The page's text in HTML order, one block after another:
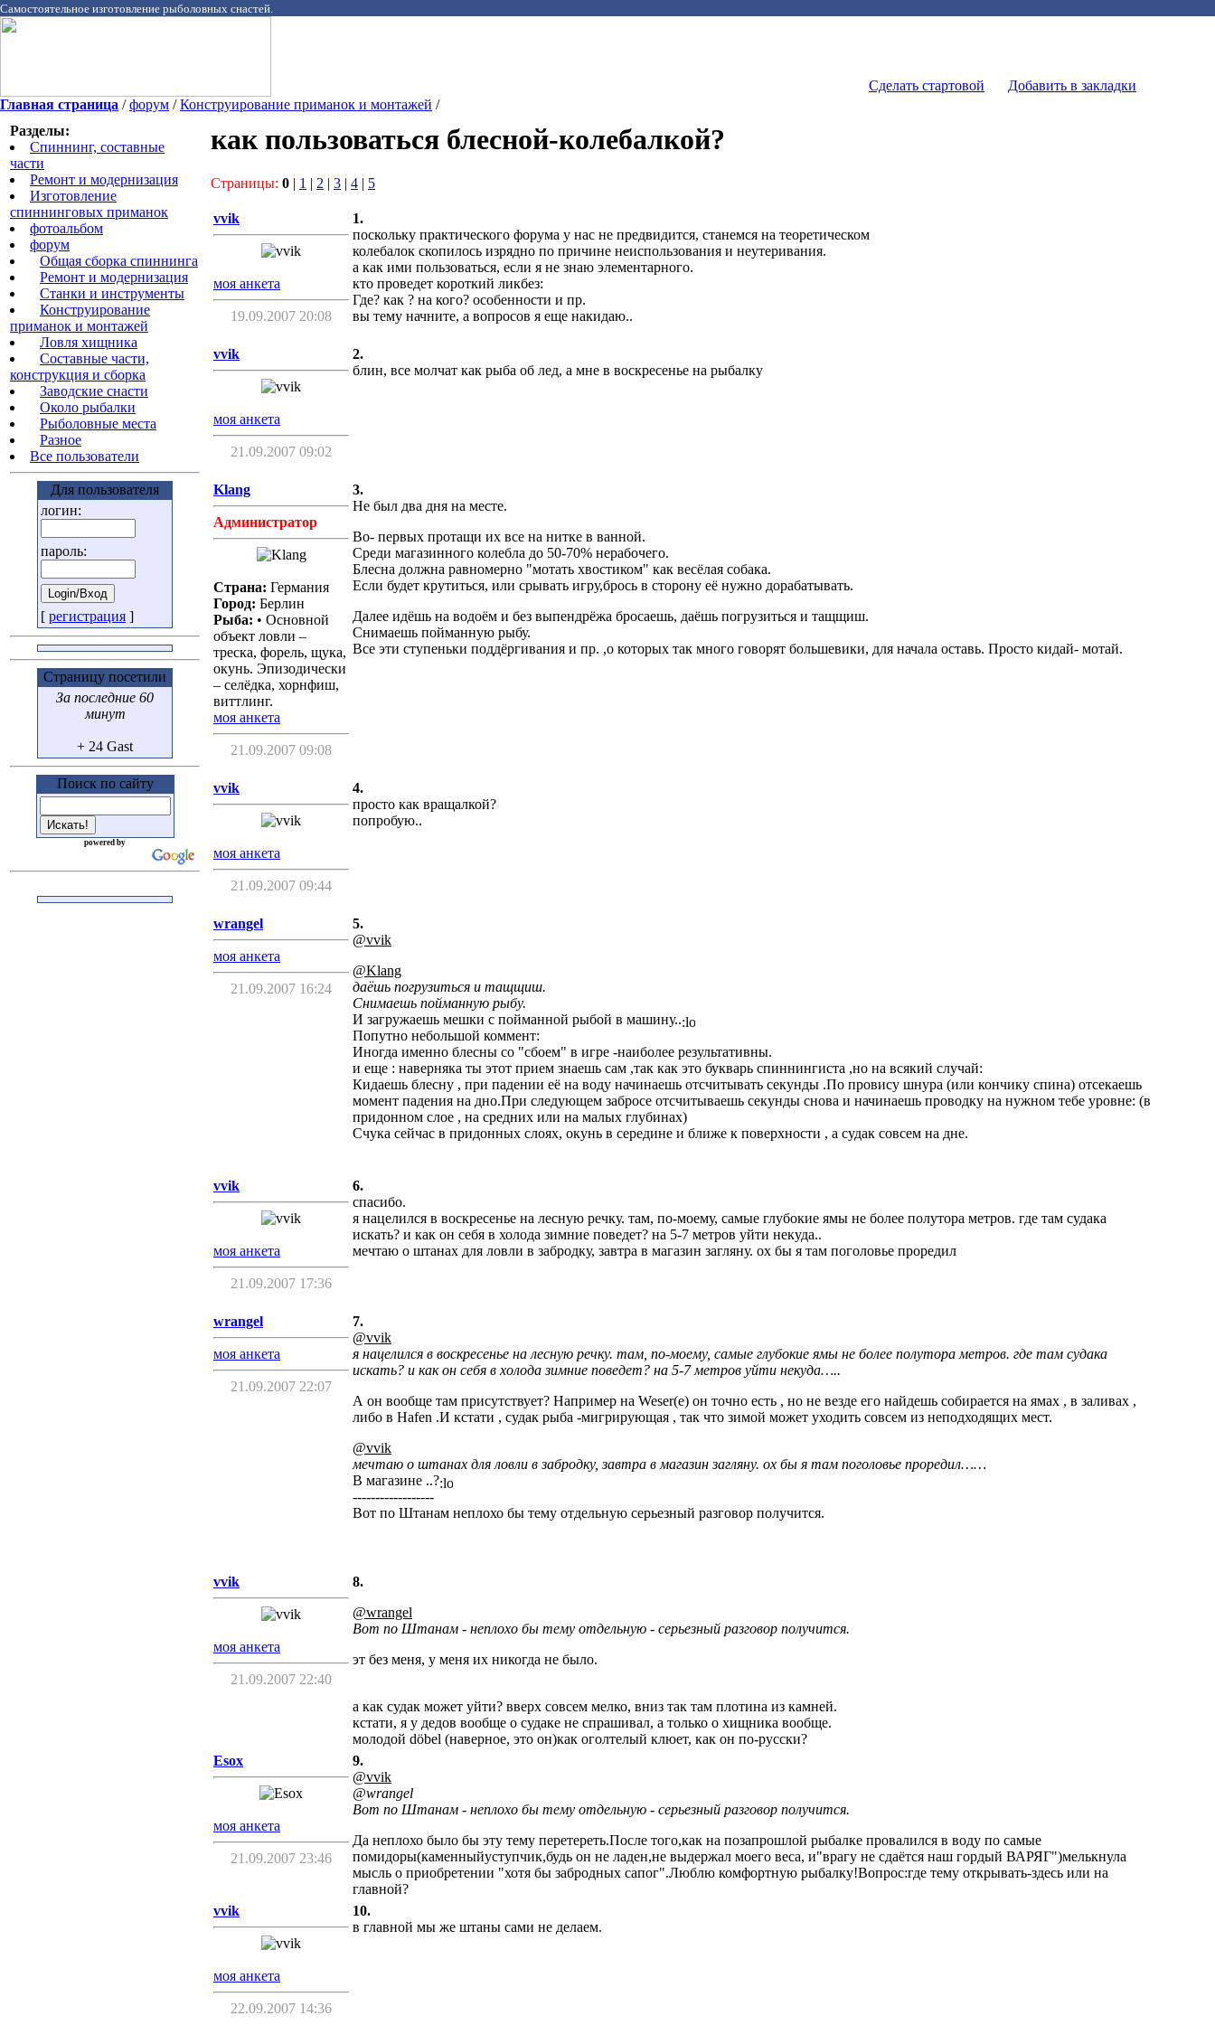
Самостоятельное изготовление рыболовных снастей.
Сделать стартовой
Добавить в закладки
Главная страница /форум /Конструирование приманок и монтажей /
Разделы:
Спиннинг, составные
части
Ремонт и модернизация
Изготовление
спиннинговых приманок
фотоальбом
форум
Общая сборка спиннинга
Ремонт и модернизация
Станки и инструменты
Конструирование
приманок и монтажей
Ловля хищника
Cоставные части,
конструкция и сборка
Заводские снасти
Около рыбалки
Рыболовные места
Разное
Все пользователи
Для пользователя
логин:
пароль:
[ регистрация ]
Страницу посетили
За последние 60
минут
+ 24 Gast
Поиск по сайту
powered by
как пользоваться блесной-колебалкой?
Страницы: 0 | 1 | 2 | 3 | 4 | 5
vvik
моя анкета
19.09.2007 20:08
1.
поскольку практического форума у нас не предвидится, станемся на теоретическом
колебалок скопилось изрядно по причине неиспользования и неутеривания.
а как ими пользоваться, если я не знаю элементарного.
кто проведет короткий ликбез:
Где? как ? на кого? особенности и пр.
вы тему начните, а вопросов я еще накидаю..
vvik
моя анкета
21.09.2007 09:02
2.
блин, все молчат как рыба об лед, а мне в воскресенье на рыбалку
Klang
Администратор
Страна: Германия
Город: Берлин
Рыба: • Основной
объект ловли –
треска, форель, щука,
окунь. Эпизодически
– селёдка, хорнфиш,
виттлинг.
моя анкета
21.09.2007 09:08
3.
Не был два дня на месте.
Во- первых протащи их все на нитке в ванной.
Среди магазинного колебла до 50-70% нерабочего.
Блесна должна равномерно "мотать хвостиком" как весёлая собака.
Если будет крутиться, или срывать игру,брось в сторону её нужно дорабатывать.
Далее идёшь на водоём и без выпендрёжа бросаешь, даёшь погрузиться и тащщиш.
Снимаешь пойманную рыбу.
Все эти ступеньки поддёргивания и пр. ,о которых так много говорят большевики, для начала оставь. Просто кидай- мотай.
vvik
моя анкета
21.09.2007 09:44
4.
просто как вращалкой?
попробую..
wrangel
моя анкета
21.09.2007 16:24
5.
@vvik
@Klang
даёшь погрузиться и тащщиш.
Снимаешь пойманную рыбу.
И загружаешь мешки с пойманной рыбой в машину..
Попутно небольшой коммент:
Иногда именно блесны со "сбоем" в игре -наиболее результативны.
и еще : наверняка ты этот прием знаешь сам ,так как это букварь спиннингиста ,но на всякий случай:
Кидаешь блесну , при падении её на воду начинаешь отсчитывать секунды .По провису шнура (или кончику спина) отсекаешь
момент падения на дно.При следующем забросе отсчитываешь секунды снова и начинаешь проводку на нужном тебе уровне: (в
придонном слое , на средних или на малых глубинах)
Счука сейчас в придонных слоях, окунь в середине и ближе к поверхности , а судак совсем на дне.
vvik
моя анкета
21.09.2007 17:36
6.
спасибо.
я нацелился в воскресенье на лесную речку. там, по-моему, самые глубокие ямы не более полутора метров. где там судака
искать? и как он себя в холода зимние поведет? на 5-7 метров уйти некуда..
мечтаю о штанах для ловли в забродку, завтра в магазин загляну. ох бы я там поголовье проредил
wrangel
моя анкета
21.09.2007 22:07
7.
@vvik
я нацелился в воскресенье на лесную речку. там, по-моему, самые глубокие ямы не более полутора метров. где там судака
искать? и как он себя в холода зимние поведет? на 5-7 метров уйти некуда…..
А он вообще там присутствует? Например на Weser(е) он точно есть , но не везде его найдешь собирается на ямах , в заливах ,
либо в Hafen .И кстати , судак рыба -мигрирующая , так что зимой может уходить совсем из неподходящих мест.
@vvik
мечтаю о штанах для ловли в забродку, завтра в магазин загляну. ох бы я там поголовье проредил……
В магазине ..?
------------------
Вот по Штанам неплохо бы тему отдельную серьезный разговор получится.
vvik
моя анкета
21.09.2007 22:40
8.
@wrangel
Вот по Штанам - неплохо бы тему отдельную - серьезный разговор получится.
эт без меня, у меня их никогда не было.
а как судак может уйти? вверх совсем мелко, вниз так там плотина из камней.
кстати, я у дедов вообще о судаке не спрашивал, а только о хищника вообще.
молодой döbel (наверное, это он)как оголтелый клюет, как он по-русски?
Esox
моя анкета
21.09.2007 23:46
9.
@vvik
@wrangel
Вот по Штанам - неплохо бы тему отдельную - серьезный разговор получится.
Да неплохо было бы эту тему перетереть.После того,как на позапрошлой рыбалке провалился в воду по самые
помидоры(каменныйуступчик,будь он не ладен,не выдержал моего веса, и"врагу не сдаётся наш гордый ВАРЯГ")мелькнула
мысль о приобретении "хотя бы забродных сапог".Люблю комфортную рыбалку!Вопрос:где тему открывать-здесь или на
главной?
vvik
моя анкета
22.09.2007 14:36
10.
в главной мы же штаны сами не делаем.